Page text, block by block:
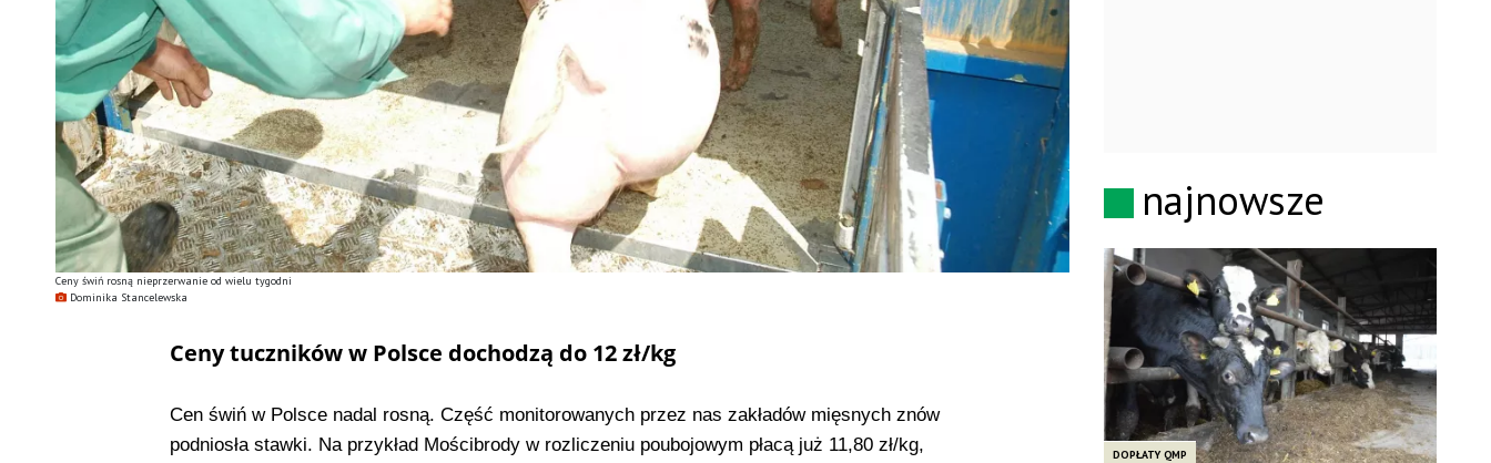
Ceny świń rosną nieprzerwanie od wielu tygodni
Dominika Stancelewska
Ceny tuczników w Polsce dochodzą do 12 zł/kg
Cen świń w Polsce nadal rosną. Część monitorowanych przez nas zakładów mięsnych znów
podniosła stawki. Na przykład Mościbrody w rozliczeniu poubojowym płacą już 11,80 zł/kg,
najnowsze
DOPŁATY QMP